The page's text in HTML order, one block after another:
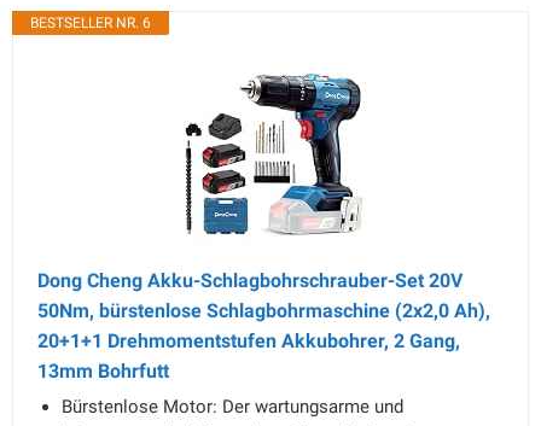
BESTSELLER NR. 6
Dong Cheng Akku-Schlagbohrschrauber-Set 20V
50Nm, bürstenlose Schlagbohrmaschine (2x2,0 Ah),
20+1+1 Drehmomentstufen Akkubohrer, 2 Gang,
13mm Bohrfutt
Bürstenlose Motor: Der wartungsarme und